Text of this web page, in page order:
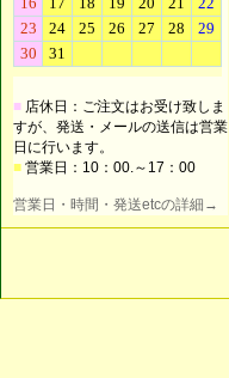
■ 店休日：ご注文はお受け致しま
すが、発送・メールの送信は営業
日に行います。
■ 営業日：10：00.～17：00
営業日・時間・発送etcの詳細→